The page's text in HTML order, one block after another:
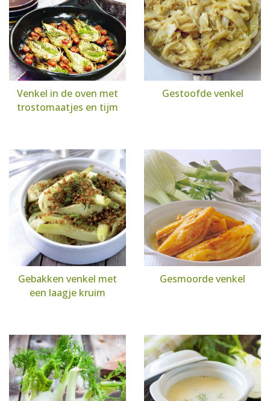
Venkel in de oven met
trostomaatjes en tijm
Gestoofde venkel
Gebakken venkel met
een laagje kruim
Gesmoorde venkel